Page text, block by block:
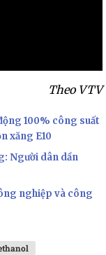
Theo VTV
100% công suất
xăng E10
Người dân dần
nghiệp và công